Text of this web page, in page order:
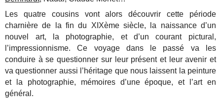
Les quatre cousins vont alors découvrir cette période
charnière de la fin du XIXème siècle, la naissance d’un
nouvel art, la photographie, et d’un courant pictural,
l’impressionnisme. Ce voyage dans le passé va les
conduire à se questionner sur leur présent et leur avenir et
va questionner aussi l’héritage que nous laissent la peinture
et la photographie, mémoires d’une époque, et l’art en
général.